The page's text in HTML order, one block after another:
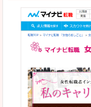
良いところ
職
転
悪いところ
求